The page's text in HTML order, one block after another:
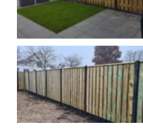
Hout beton schuttingen